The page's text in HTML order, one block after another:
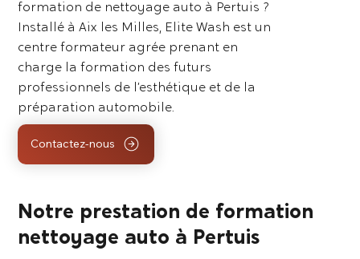
formation de nettoyage auto à Pertuis ?
Installé à Aix les Milles, Elite Wash est un
centre formateur agrée prenant en
charge la formation des futurs
professionnels de l’esthétique et de la
préparation automobile.
Contactez-nous
Notre prestation de formation
nettoyage auto à Pertuis